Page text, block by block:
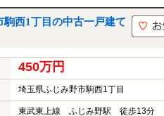
志木市
西1丁目の中古一戸建て
450万円
埼玉県ふじみ野市駒西1丁目
東武東上線 ふじみ野駅 徒歩13分